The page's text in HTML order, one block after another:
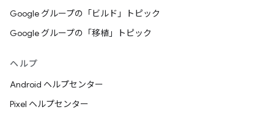
Google グループの「ビルド」トピック
Google グループの「移植」トピック
ヘルプ
Android ヘルプセンター
Pixel ヘルプセンター